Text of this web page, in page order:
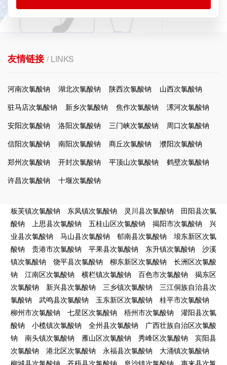
友情链接/ LINKS
河南次氯酸钠 湖北次氯酸钠 陕西次氯酸钠
山西次氯酸钠
驻马店次氯酸钠
新乡次氯酸钠 焦作次氯酸钠
漯河次氯酸钠
安阳次氯酸钠
洛阳次氯酸钠 三门峡次氯酸钠
周口次氯酸钠
信阳次氯酸钠
南阳次氯酸钠 商丘次氯酸钠
濮阳次氯酸钠
郑州次氯酸钠
开封次氯酸钠 平顶山次氯酸钠
鹤壁次氯酸钠
许昌次氯酸钠
十堰次氯酸钠
板芙镇次氯酸钠 东凤镇次氯酸钠 灵川县次氯酸钠
田阳县次氯
酸钠
上思县次氯酸钠 五桂山区次氯酸钠 揭阳市次氯酸钠
兴
业县次氯酸钠
马山县次氯酸钠 郁南县次氯酸钠
埌东新区次氯
酸钠
贵港市次氯酸钠 平果县次氯酸钠 东升镇次氯酸钠
沙溪
镇次氯酸钠
饶平县次氯酸钠 柳东新区次氯酸钠
长洲区次氯酸
钠
江南区次氯酸钠 横栏镇次氯酸钠 百色市次氯酸钠
揭东区
次氯酸钠
新兴县次氯酸钠 三乡镇次氯酸钠
三江侗族自治县次
氯酸钠
武鸣县次氯酸钠 玉东新区次氯酸钠
桂平市次氯酸钠
柳州市次氯酸钠
七星区次氯酸钠 梧州市次氯酸钠
灌阳县次氯
酸钠
小榄镇次氯酸钠 全州县次氯酸钠
广西壮族自治区次氯酸
钠
南头镇次氯酸钠 雁山区次氯酸钠 秀峰区次氯酸钠
宾阳县
次氯酸钠
港北区次氯酸钠 永福县次氯酸钠
大涌镇次氯酸钠
柳城县次氯酸钠
苍梧县次氯酸钠 阜沙镇次氯酸钠 惠来县次氯